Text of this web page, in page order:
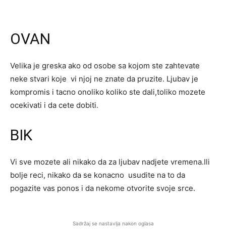
OVAN
Velika je greska ako od osobe sa kojom ste zahtevate
neke stvari koje vi njoj ne znate da pruzite. Ljubav je
kompromis i tacno onoliko koliko ste dali,toliko mozete
ocekivati i da cete dobiti.
BIK
Vi sve mozete ali nikako da za ljubav nadjete vremena.Ili
bolje reci, nikako da se konacno usudite na to da
pogazite vas ponos i da nekome otvorite svoje srce.
Sadržaj se nastavlja nakon oglasa